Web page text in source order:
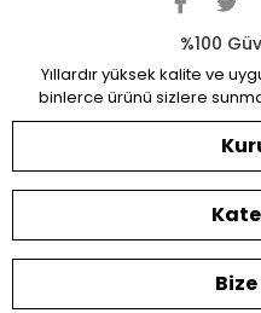
%100
Yıllardır yüksek kalite ve
binlerce ürünü sizlere